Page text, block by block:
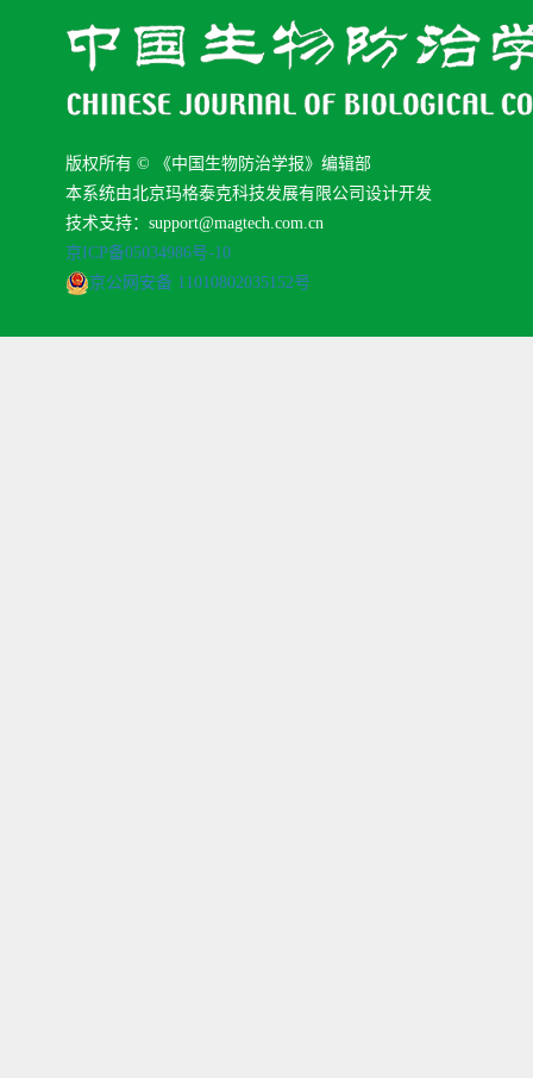
版权所有 © 《中国生物防治学报》编辑部
本系统由北京玛格泰克科技发展有限公司设计开发
技术支持：support@magtech.com.cn
京ICP备05034986号-10
京公网安备 11010802035152号